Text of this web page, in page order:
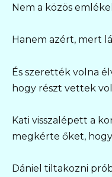
Nem a közös
Hanem azért, mert
És szerették volna
hogy részt vettek
Kati visszalépett a
megkérte őket,
Dániel tiltakozni